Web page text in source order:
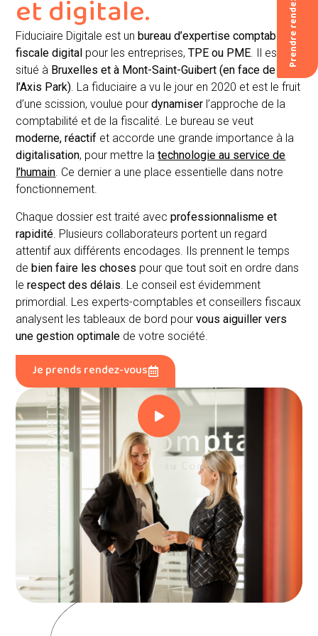
et digitale.
Fiduciaire Digitale est un bureau d’expertise comptable et
fiscale digital pour les entreprises,TPE ou PME. Il est
situé à Bruxelles et à Mont-Saint-Guibert (en face de
l’Axis Park). La fiduciaire a vu le jour en 2020 et est le fruit
d’une scission, voulue pourdynamiser l’approche de la
comptabilité et de la fiscalité. Le bureau se veut
moderne, réactif et accorde une grande importance à la
digitalisation, pour mettre latechnologie au service de
l’humain. Ce dernier a une place essentielle dans notre
fonctionnement.
Chaque dossier est traité avecprofessionnalisme et
rapidité. Plusieurs collaborateurs portent un regard
attentif aux différents encodages. Ils prennent le temps
debien faire les choses pour que tout soit en ordre dans
lerespect des délais. Le conseil est évidemment
primordial. Les experts-comptables et conseillers fiscaux
analysent les tableaux de bord pourvous aiguiller vers
une gestion optimale de votre société.
Je prends rendez-vous